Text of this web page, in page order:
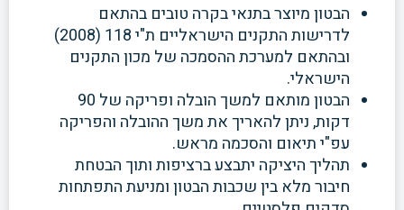
הבטון מיוצר בתנאי בקרה טובים בהתאם
לדרישות התקנים הישראליים ת"י 118 (2008)
ובהתאם למערכת ההסמכה של מכון התקנים
הישראלי.
הבטון מותאם למשך הובלה ופריקה של 90
דקות, ניתן להאריך את משךההובלה והפריקה
עפ"י תיאום והסכמה מראש.
תהליך היציקה יתבצע ברציפות ותוך הבטחת
חיבור מלא בין שכבות הבטון ומניעת התפתחות